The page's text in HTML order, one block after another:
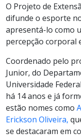
O Projeto de
difunde o esporte
apresentá-lo como
percepção corporal
Coordenado pelo
Junior, do
Universidade
há 14 anos e já
estão nomes como
Erickson Oliveira,
se destacaram em